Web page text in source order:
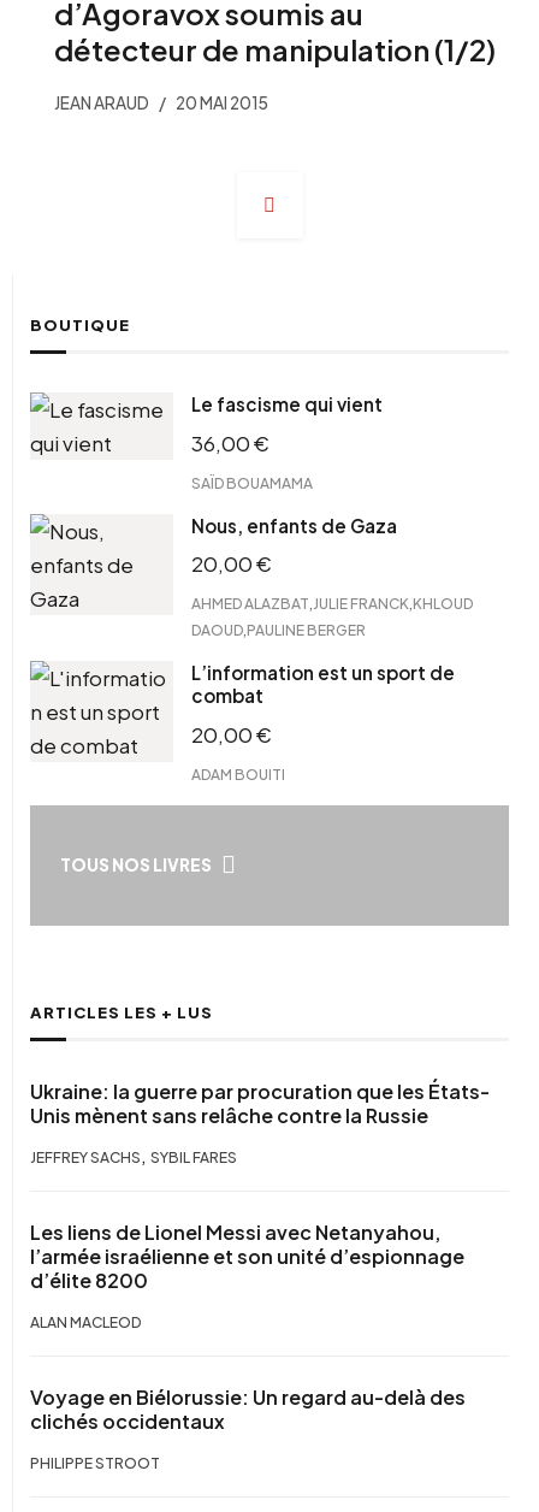
d’Agoravox soumis au
détecteur de manipulation (1/2)
JEAN ARAUD 20 MAI 2015
BOUTIQUE
Le fascisme qui vient
36,00€
SAÏD BOUAMAMA
Nous, enfants de Gaza
20,00€
AHMED ALAZBAT JULIE FRANCK KHLOUD
DAOUD PAULINE BERGER
L’information est un sport de
combat
20,00€
ADAM BOUITI
TOUS NOS LIVRES
ARTICLES LES + LUS
Ukraine: la guerre par procuration que les États-
Unis mènent sans relâche contre la Russie
JEFFREY SACHS , SYBIL FARES
Les liens de Lionel Messi avec Netanyahou,
l’armée israélienne et son unité d’espionnage
d’élite 8200
ALAN MACLEOD
Voyage en Biélorussie: Un regard au-delà des
clichés occidentaux
PHILIPPE STROOT